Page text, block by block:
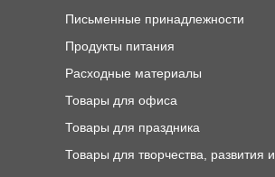
Письменные принадлежности
Продукты питания
Расходные материалы
Товары для офиса
Товары для праздника
Товары для творчества, развития и